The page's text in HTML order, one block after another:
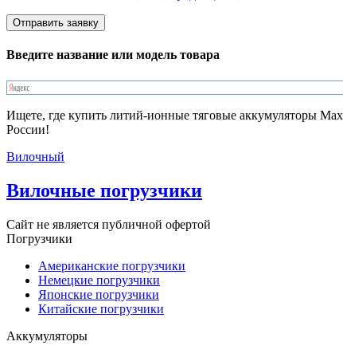
Введите название или модель товара
Ищете, где купить литий-ионные тяговые аккумуляторы
России!
Вилочный
Вилочные погрузчики
Сайт не является публичной офертой
Погрузчики
Американские погрузчики
Немецкие погрузчики
Японские погрузчики
Китайские погрузчики
Аккумуляторы